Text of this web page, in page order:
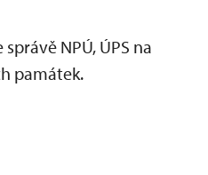
NPÚ, ÚPS na
památek.